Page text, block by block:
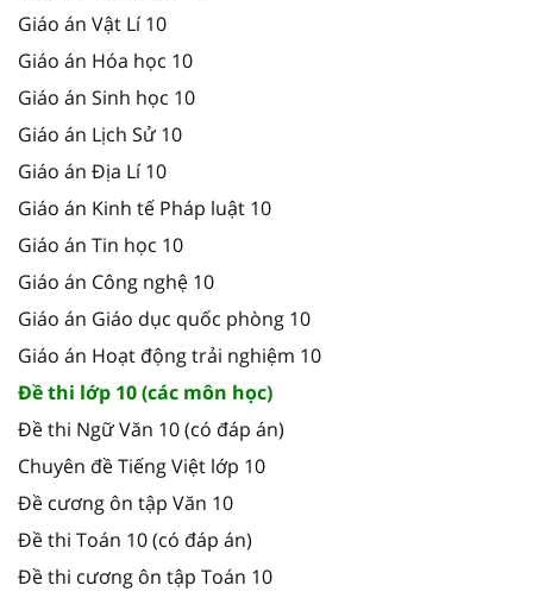
Giáo án Vật Lí 10
Giáo án Hóa học 10
Giáo án Sinh học 10
Giáo án Lịch Sử 10
Giáo án Địa Lí 10
Giáo án Kinh tế Pháp luật 10
Giáo án Tin học 10
Giáo án Công nghệ 10
Giáo án Giáo dục quốc phòng 10
Giáo án Hoạt động trải nghiệm 10
Đề thi lớp 10 (các môn học)
Đề thi Ngữ Văn 10 (có đáp án)
Chuyên đề Tiếng Việt lớp 10
Đề cương ôn tập Văn 10
Đề thi Toán 10 (có đáp án)
Đề thi cương ôn tập Toán 10